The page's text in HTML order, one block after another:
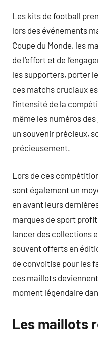
Les kits de football
lors des événements
Coupe du Monde, les
de l’effort et de
les supporters, porter
ces matchs cruciaux
l’intensité de la
même les numéros
un souvenir précieux,
précieusement.
Lors de ces
sont également un
en avant leurs
marques de sport
lancer des collections
souvent offerts en
de convoitise pour les
ces maillots
moment légendaire
Les maillots